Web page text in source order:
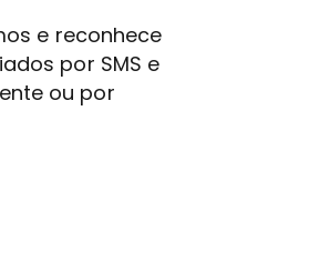
e reconhece
por SMS e
ou por